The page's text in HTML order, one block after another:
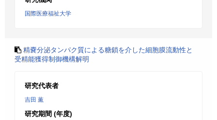
国際医療福祉大学
精嚢分泌タンパク質による糖鎖を介した細胞膜流動性と
受精能獲得制御機構解明
研究代表者
吉田 薫
研究期間 (年度)